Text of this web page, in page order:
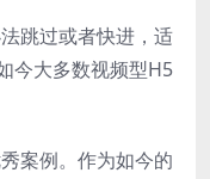
跳过或者快进，适
今大多数视频型H5
案例。作为如今的